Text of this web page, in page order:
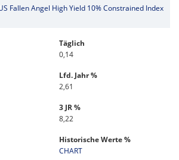
Fallen Angel High Yield 10% Constrained Index
Täglich
0,14
Lfd. Jahr %
2,61
3 JR %
8,22
Historische Werte %
CHART